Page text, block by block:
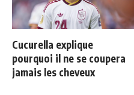
Cucurella explique
pourquoi il ne se coupera
jamais les cheveux